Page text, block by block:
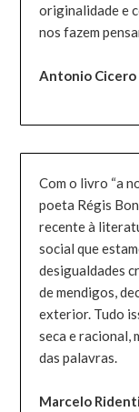
originalidade e
nos fazem
Antonio Cicero
Com o livro “a
poeta Régis
recente à
social que
desigualdades
de mendigos,
exterior. Tudo
seca e racional,
das palavras.
Marcelo Ridenti